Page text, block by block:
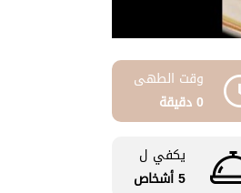
وقت الطهى
0 دقيقة
يكفي ل
5 أشخاص